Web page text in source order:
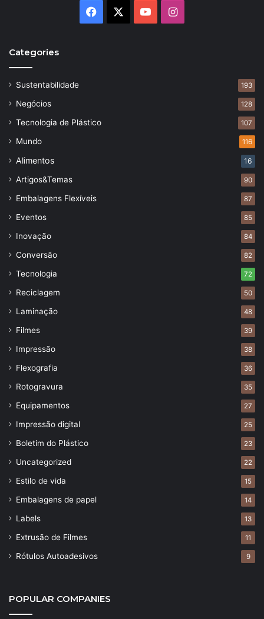
Facebook YouTubeInstagram
Categories
Sustentabilidade 193
Negócios 128
Tecnologia de Plástico 107
Mundo 116
Alimentos 16
Artigos&Temas 90
Embalagens Flexíveis 87
Eventos 85
Inovação 84
Conversão 82
Tecnologia 72
Reciclagem 50
Laminação 48
Filmes 39
Impressão 38
Flexografia 36
Rotogravura 35
Equipamentos 27
Impressão digital 25
Boletim do Plástico 23
Uncategorized 22
Estilo de vida 15
Embalagens de papel 14
Labels 13
Extrusão de Filmes 11
Rótulos Autoadesivos 9
POPULAR COMPANIES